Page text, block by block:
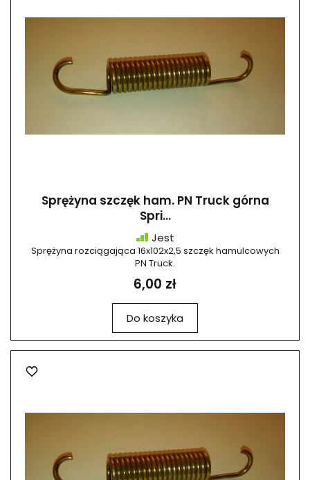
Sprężyna szczęk ham. PN Truck górna
Spri...
Jest
Sprężyna rozciągająca 16x102x2,5 szczęk hamulcowych
PN Truck.
6,00 zł
Do koszyka